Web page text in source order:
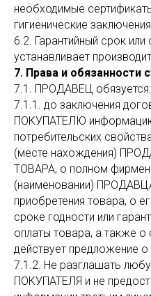
необходимые
гигиенические
6.2. Гарантийный срок
устанавливает
7. Права и обязанности
7.1. ПРОДАВЕЦ обязуется:
7.1.1. до заключения
ПОКУПАТЕЛЮ
потребительских
(месте нахождения)
ТОВАРА, о полном
(наименовании)
приобретения товара, о
сроке годности или
оплаты товара, а также о
действует предложение
7.1.2. Не разглашать
ПОКУПАТЕЛЯ и не